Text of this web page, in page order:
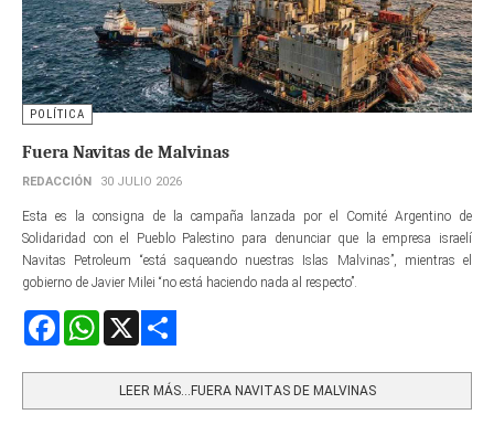
POLÍTICA
Fuera Navitas de Malvinas
REDACCIÓN 30 JULIO 2026
Esta es la consigna de la campaña lanzada por el Comité Argentino de
Solidaridad con el Pueblo Palestino para denunciar que la empresa israelí
Navitas Petroleum “está saqueando nuestras Islas Malvinas”, mientras el
gobierno de Javier Milei “no está haciendo nada al respecto”.
FacebookWhatsApp
LEER MÁS…FUERA NAVITAS DE MALVINAS